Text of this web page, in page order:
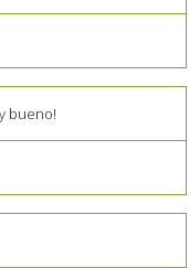
bueno!